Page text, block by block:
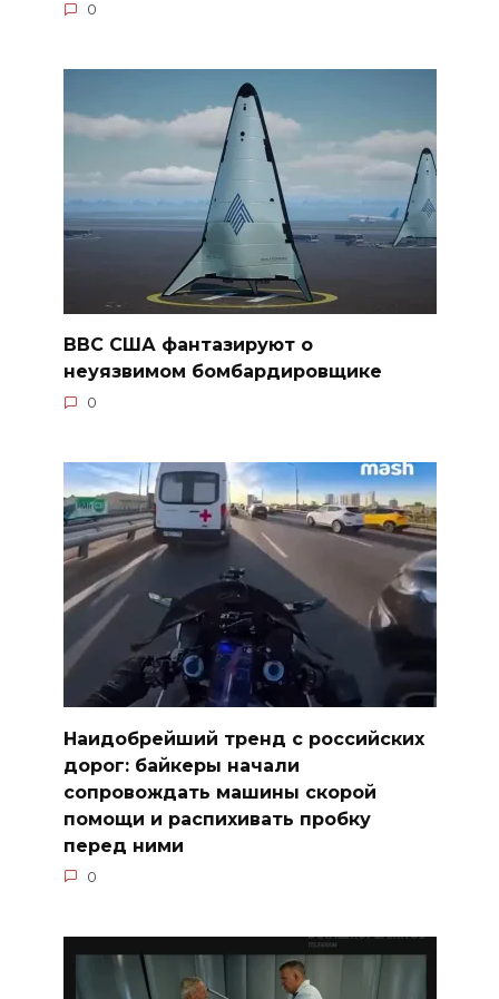
0
ВВС США фантазируют о
неуязвимом бомбардировщике
0
Наидобрейший тренд с российских
дорог: байкеры начали
сопровождать машины скорой
помощи и распихивать пробку
перед ними
0